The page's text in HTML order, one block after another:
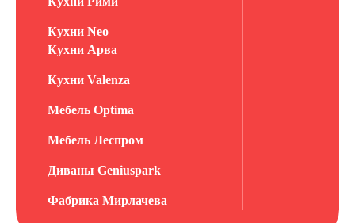
Кухни Neo
Кухни Арва
Кухни Valenza
Мебель Optima
Мебель Леспром
Диваны Geniuspark
Фабрика Мирлачева